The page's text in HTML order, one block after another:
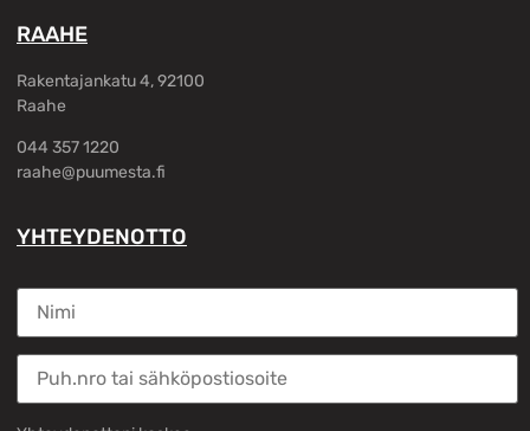
RAAHE
Rakentajankatu 4, 92100
Raahe
044 357 1220
raahe@puumesta.fi
YHTEYDENOTTO